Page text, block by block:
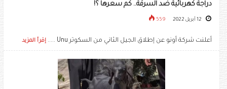
دراجة كهربائية ضد السرقة.. كم سعرها ؟!
559
أعلنت شركة أونو عن إطلاق الجيل الثاني من السكوتر Unu ..... إقرأ المزيد